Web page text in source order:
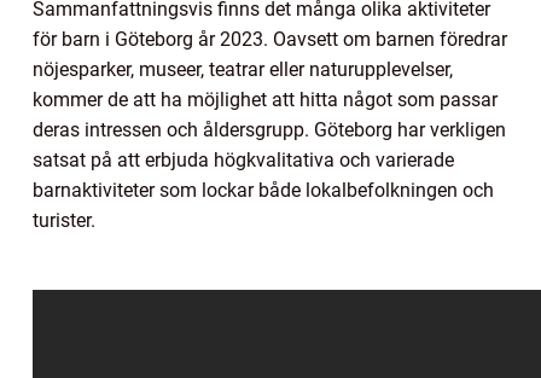
Sammanfattningsvis finns det många olika aktiviteter
för barn i Göteborg år 2023. Oavsett om barnen föredrar
nöjesparker, museer, teatrar eller naturupplevelser,
kommer de att ha möjlighet att hitta något som passar
deras intressen och åldersgrupp. Göteborg har verkligen
satsat på att erbjuda högkvalitativa och varierade
barnaktiviteter som lockar både lokalbefolkningen och
turister.